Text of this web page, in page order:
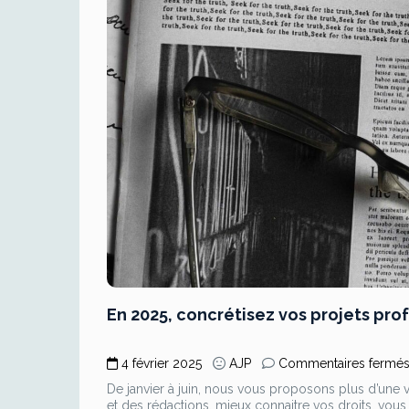
En 2025, concrétisez vos projets
4 février 2025 AJP Commentaires fermés
De janvier à juin, nous vous proposons plus
et des rédactions, mieux connaitre vos droits,